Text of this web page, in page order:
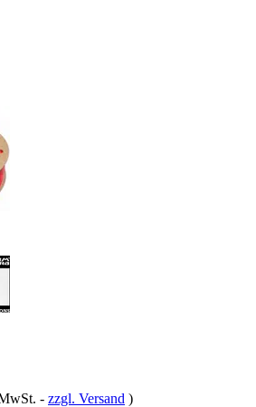
- zzgl. Versand )